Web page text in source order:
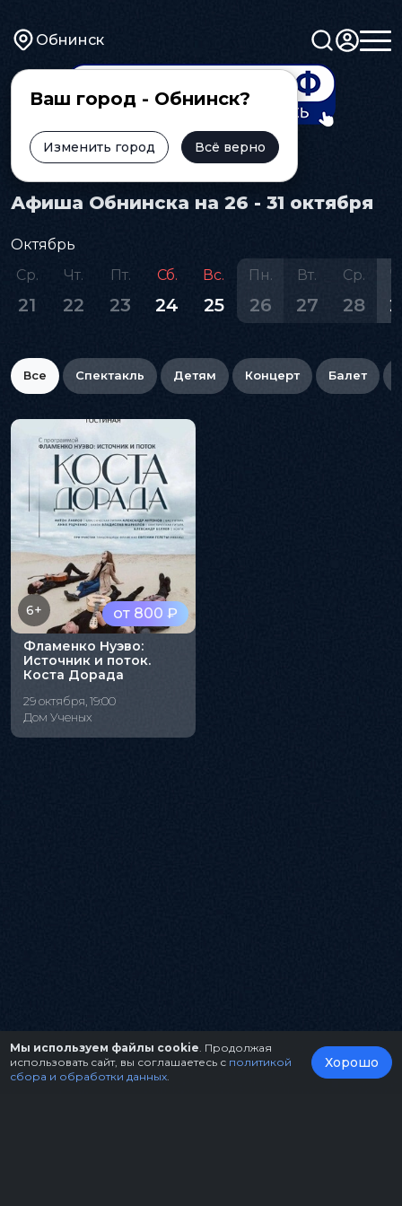
Обнинск
Ваш город - Обнинск?
Изменить город Всё верно
Главная Афиша
Афиша Обнинска на 26 - 31 октября
Октябрь
Ср.
21
Чт.
22
Пт.
23
Сб.
24
Вс.
25
Пн.
26
Вт.
27
Ср.
28
Все Спектакль Детям Концерт Балет
от 800 ₽
6+
Фламенко Нуэво:
Источник и поток.
Коста Дорада
29 октября, 19:00
Дом Ученых
Мы используем файлы cookie . Продолжая
использовать сайт, вы соглашаетесь с политикой
сбора и обработки данных
Хорошо